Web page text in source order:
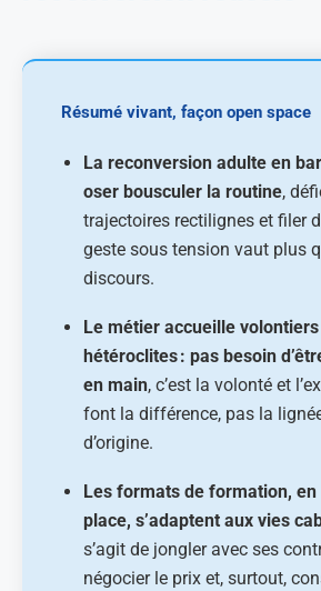
Résumé vivant, façon open space
La reconversion adulte en
oser bousculer la routine,
trajectoires rectilignes et filer
geste sous tension vaut plus
discours.
Le métier accueille
hétéroclites : pas besoin
en main, c’est la volonté et
font la différence, pas la
d’origine.
Les formats de formation,
place, s’adaptent aux vies
s’agit de jongler avec ses
négocier le prix et, surtout,